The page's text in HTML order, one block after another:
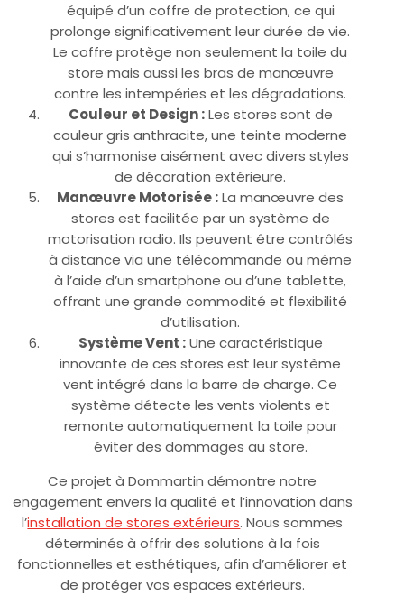
équipé d’un coffre de protection, ce qui
prolonge significativement leur durée de vie.
Le coffre protège non seulement la toile du
store mais aussi les bras de manœuvre
contre les intempéries et les dégradations.
Couleur et Design :Les stores sont de
couleur gris anthracite, une teinte moderne
qui s’harmonise aisément avec divers styles
de décoration extérieure.
Manœuvre Motorisée :La manœuvre des
stores est facilitée par un système de
motorisation radio. Ils peuvent être contrôlés
à distance via une télécommande ou même
à l’aide d’un smartphone ou d’une tablette,
offrant une grande commodité et flexibilité
d’utilisation.
Système Vent :Une caractéristique
innovante de ces stores est leur système
vent intégré dans la barre de charge. Ce
système détecte les vents violents et
remonte automatiquement la toile pour
éviter des dommages au store.
Ce projet à Dommartin démontre notre
engagement envers la qualité et l’innovation dans
l’installation de stores extérieurs. Nous sommes
déterminés à offrir des solutions à la fois
fonctionnelles et esthétiques, afin d’améliorer et
de protéger vos espaces extérieurs.